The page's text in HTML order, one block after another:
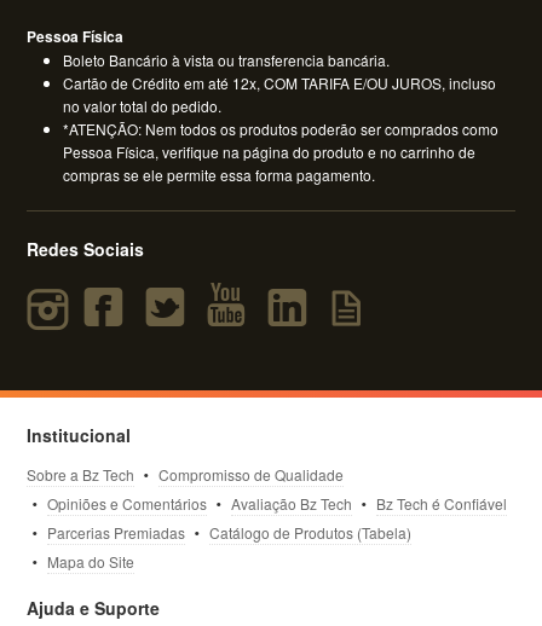
Pessoa Física
Boleto Bancário à vista ou transferencia bancária.
Cartão de Crédito em até 12x, COM TARIFA E/OU JUROS, incluso
no valor total do pedido.
*ATENÇÃO: Nem todos os produtos poderão ser comprados como
Pessoa Física, verifique na página do produto e no carrinho de
compras se ele permite essa forma pagamento.
Redes Sociais
Institucional
Sobre a Bz Tech
Compromisso de Qualidade
Opiniões e Comentários
Avaliação Bz Tech
Bz Tech é Confiável
Parcerias Premiadas
Catálogo de Produtos (Tabela)
Mapa do Site
Ajuda e Suporte